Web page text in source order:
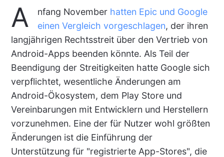
A nfang November hatten Epic und Google
einen Vergleich vorgeschlagen, der ihren
langjährigen Rechtsstreit über den Vertrieb von
Android-Apps beenden könnte. Als Teil der
Beendigung der Streitigkeiten hatte Google sich
verpflichtet, wesentliche Änderungen am
Android-Ökosystem, dem Play Store und
Vereinbarungen mit Entwicklern und Herstellern
vorzunehmen. Eine der für Nutzer wohl größten
Änderungen ist die Einführung der
Unterstützung für "registrierte App-Stores", die